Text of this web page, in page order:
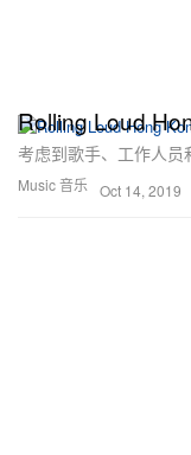
Music 音乐
Rolling Loud
考虑到歌手、工作人员
Oct 14, 2019